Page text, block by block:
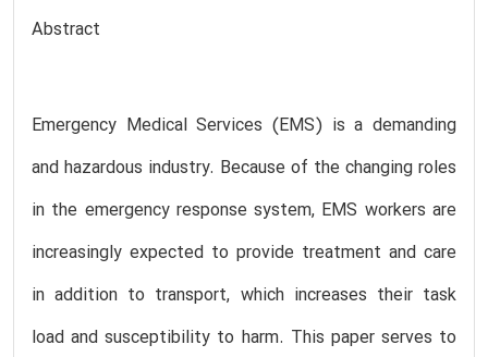
Abstract
Emergency Medical Services (EMS) is a demanding
and hazardous industry. Because of the changing roles
in the emergency response system, EMS workers are
increasingly expected to provide treatment and care
in addition to transport, which increases their task
load and susceptibility to harm. This paper serves to